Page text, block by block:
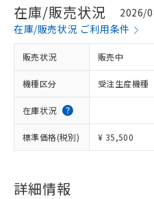
在庫/販売状況
2026/
在庫/販売状況 ご利用条件
販売状況 販売中
機種区分 受注生産機種
在庫状況
標準価格(税別) ¥ 35,500
詳細情報